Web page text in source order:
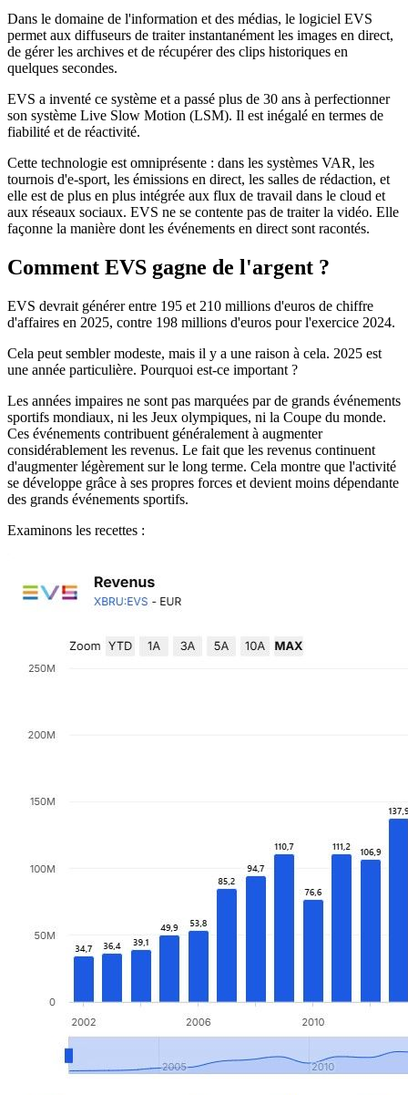
Dans le domaine de l'information et des médias, le logiciel EVS
permet aux diffuseurs de traiter instantanément les images en direct,
de gérer les archives et de récupérer des clips historiques en
quelques secondes.
EVS a inventé ce système et a passé plus de 30 ans à perfectionner
son système Live Slow Motion (LSM). Il est inégalé en termes de
fiabilité et de réactivité.
Cette technologie est omniprésente : dans les systèmes VAR, les
tournois d'e-sport, les émissions en direct, les salles de rédaction, et
elle est de plus en plus intégrée aux flux de travail dans le cloud et
aux réseaux sociaux. EVS ne se contente pas de traiter la vidéo. Elle
façonne la manière dont les événements en direct sont racontés.
Comment EVS gagne de l'argent ?
EVS devrait générer entre 195 et 210 millions d'euros de chiffre
d'affaires en 2025, contre 198 millions d'euros pour l'exercice 2024.
Cela peut sembler modeste, mais il y a une raison à cela. 2025 est
une année particulière. Pourquoi est-ce important ?
Les années impaires ne sont pas marquées par de grands événements
sportifs mondiaux, ni les Jeux olympiques, ni la Coupe du monde.
Ces événements contribuent généralement à augmenter
considérablement les revenus. Le fait que les revenus continuent
d'augmenter légèrement sur le long terme. Cela montre que l'activité
se développe grâce à ses propres forces et devient moins dépendante
des grands événements sportifs.
Examinons les recettes :